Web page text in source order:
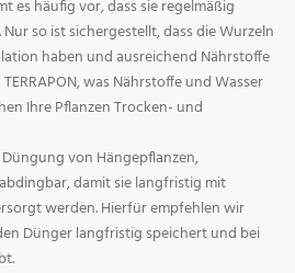
es häufig vor, dass sie regelmäßig
so ist sichergestellt, dass die Wurzeln
haben und ausreichend Nährstoffe
was Nährstoffe und Wasser
Ihre Pflanzen Trocken- und
von Hängepflanzen,
damit sie langfristig mit
werden. Hierfür empfehlen wir
Dünger langfristig speichert und bei